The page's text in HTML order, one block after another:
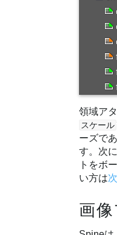
領域ア
スケール
ーズで
す。次
トをボ
い方は
画